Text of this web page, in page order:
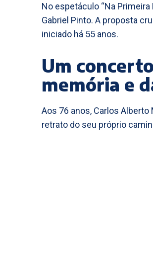
No espetáculo “Na
Gabriel Pinto. A proposta
iniciado há 55 anos.
Um
memória e
Aos 76 anos, Carlos
retrato do seu próprio